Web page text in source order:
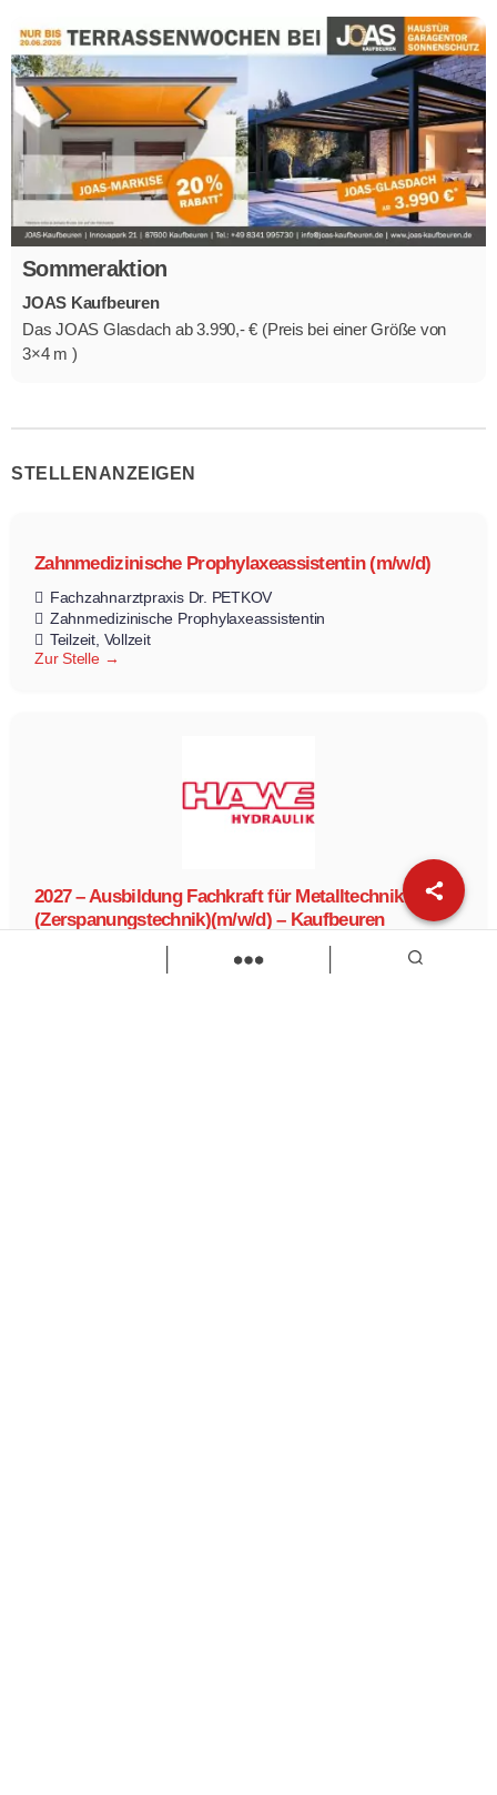
Sommeraktion
JOAS Kaufbeuren
Das JOAS Glasdach ab 3.990,- € (Preis bei einer Größe von
3×4 m )
STELLENANZEIGEN
Zahnmedizinische Prophylaxeassistentin (m/w/d)
Fachzahnarztpraxis Dr. PETKOV
Zahnmedizinische Prophylaxeassistentin
Teilzeit Vollzeit
Zur Stelle
2027 – Ausbildung Fachkraft für Metalltechnik
(Zerspanungstechnik)(m/w/d) – Kaufbeuren
Fachkraft für Metalltechnik